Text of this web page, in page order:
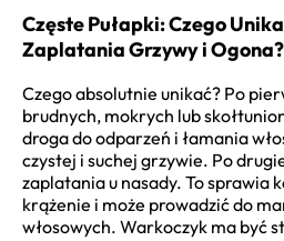
Częste Pułapki: Czego
Zaplatania Grzywy i Ogona?
Czego absolutnie unikać? Po
brudnych, mokrych lub
droga do odparzeń i łamania
czystej i suchej grzywie. Po
zaplatania u nasady. To sprawia
krążenie i może prowadzić do
włosowych. Warkoczyk ma być